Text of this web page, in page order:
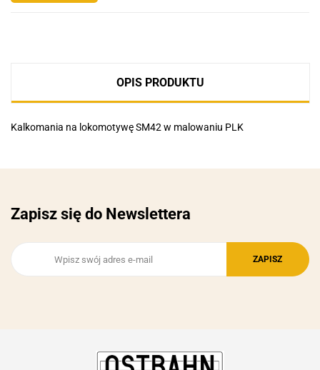
OPIS PRODUKTU
Kalkomania na lokomotywę SM42 w malowaniu PLK
Zapisz się do Newslettera